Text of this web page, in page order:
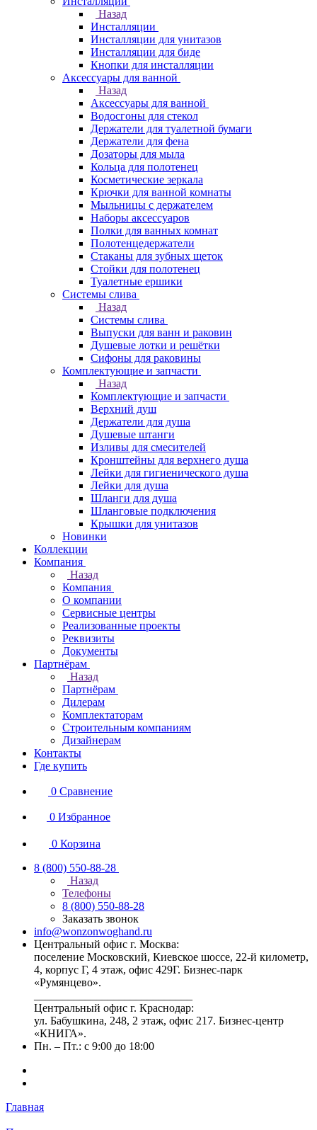
Назад
Инсталляции
Инсталляции для унитазов
Инсталляции для биде
Кнопки для инсталляции
Аксессуары для ванной
Назад
Аксессуары для ванной
Водосгоны для стекол
Держатели для туалетной бумаги
Держатели для фена
Дозаторы для мыла
Кольца для полотенец
Косметические зеркала
Крючки для ванной комнаты
Мыльницы с держателем
Наборы аксессуаров
Полки для ванных комнат
Полотенцедержатели
Стаканы для зубных щеток
Стойки для полотенец
Туалетные ершики
Системы слива
Назад
Системы слива
Выпуски для ванн и раковин
Душевые лотки и решётки
Сифоны для раковины
Комплектующие и запчасти
Назад
Комплектующие и запчасти
Верхний душ
Держатели для душа
Душевые штанги
Изливы для смесителей
Кронштейны для верхнего душа
Лейки для гигиенического душа
Лейки для душа
Шланги для душа
Шланговые подключения
Крышки для унитазов
Новинки
Коллекции
Компания
Назад
Компания
О компании
Сервисные центры
Реализованные проекты
Реквизиты
Документы
Партнёрам
Назад
Партнёрам
Дилерам
Комплектаторам
Строительным компаниям
Дизайнерам
Контакты
Где купить
0 Сравнение
0 Избранное
0 Корзина
8 (800) 550-88-28
Назад
Телефоны
8 (800) 550-88-28
Заказать звонок
info@wonzonwoghand.ru
Центральный офис г. Москва:
поселение Московский, Киевское шоссе, 22-й километр,
4, корпус Г, 4 этаж, офис 429Г. Бизнес-парк
«Румянцево».
Центральный офис г. Краснодар:
ул. Бабушкина, 248, 2 этаж, офис 217. Бизнес-центр
«КНИГА».
Пн. – Пт.: с 9:00 до 18:00
Главная